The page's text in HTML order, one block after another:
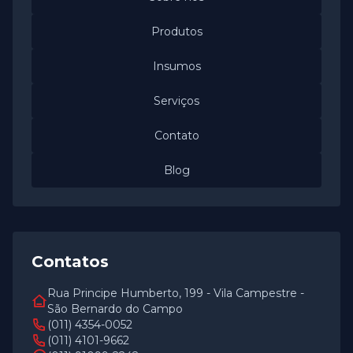
Produtos
Insumos
Serviços
Contato
Blog
Contatos
Rua Principe Humberto, 199 - Vila Campestre -
São Bernardo do Campo
(011) 4354-0052
(011) 4101-9662